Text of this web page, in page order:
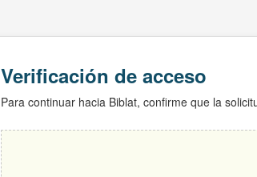
Verificación de acceso
Para continuar hacia Biblat, confirme que la